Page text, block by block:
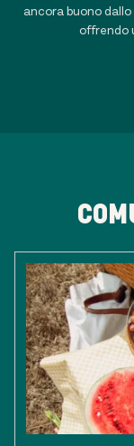
ancora buono
offrendo